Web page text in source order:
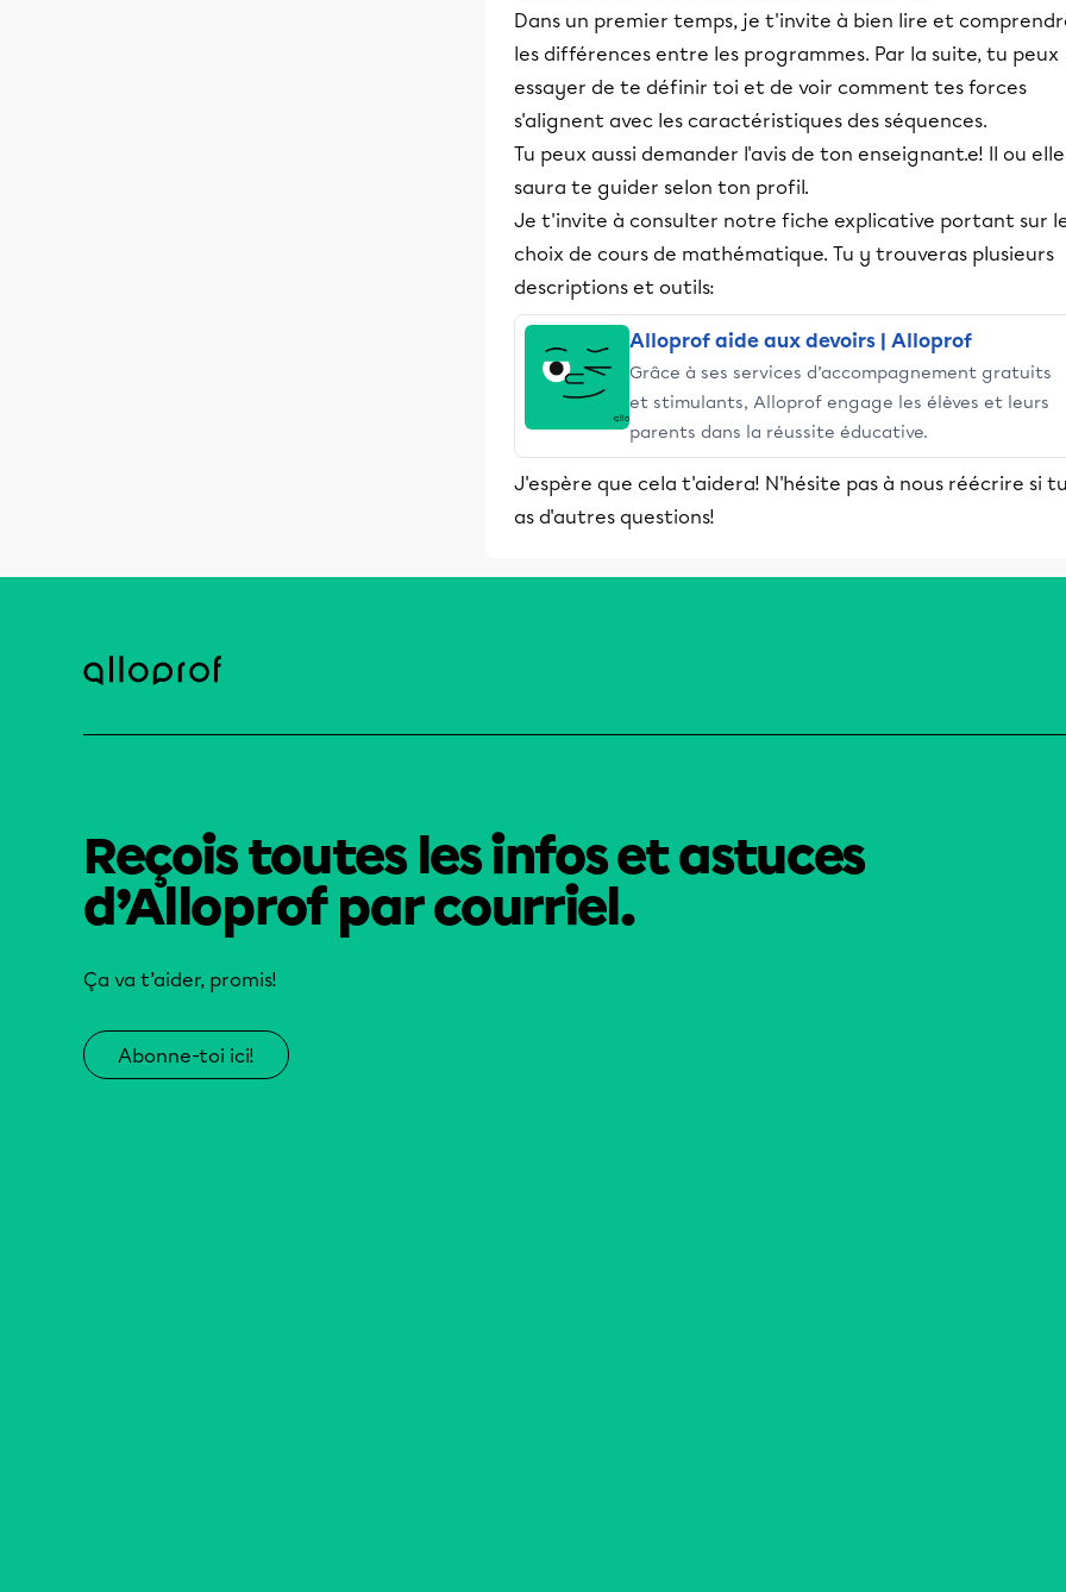
Dans un premier temps, je t'invite à bien lire et
les différences entre les programmes. Par la suite, tu peux
essayer de te définir toi et de voir comment tes forces
s'alignent avec les caractéristiques des séquences.
Tu peux aussi demander l'avis de ton enseignant.e! Il ou elle
saura te guider selon ton profil.
Je t'invite à consulter notre fiche explicative portant sur
choix de cours de mathématique. Tu y trouveras plusieurs
descriptions et outils:
Alloprof aide aux devoirs | Alloprof
Grâce à ses services d’accompagnement gratuits
et stimulants, Alloprof engage les élèves et leurs
parents dans la réussite éducative.
J'espère que cela t'aidera! N'hésite pas à nous réécrire si tu
as d'autres questions!
Reçois toutes les infos et astuces
d’Alloprof par courriel.
Ça va t’aider, promis!
Abonne-toi ici!